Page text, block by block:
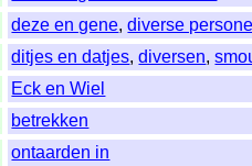
deze en gene,diverse
ditjes en datjes,diversen,
Eck en Wiel
betrekken
ontaarden in